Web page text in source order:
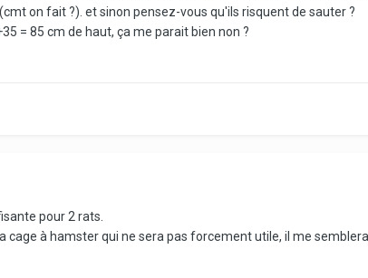
on fait ?). et sinon pensez-vous qu'ils risquent de sauter ?
= 85 cm de haut, ça me parait bien non ?
pour 2 rats.
cage à hamster qui ne sera pas forcement utile, il me